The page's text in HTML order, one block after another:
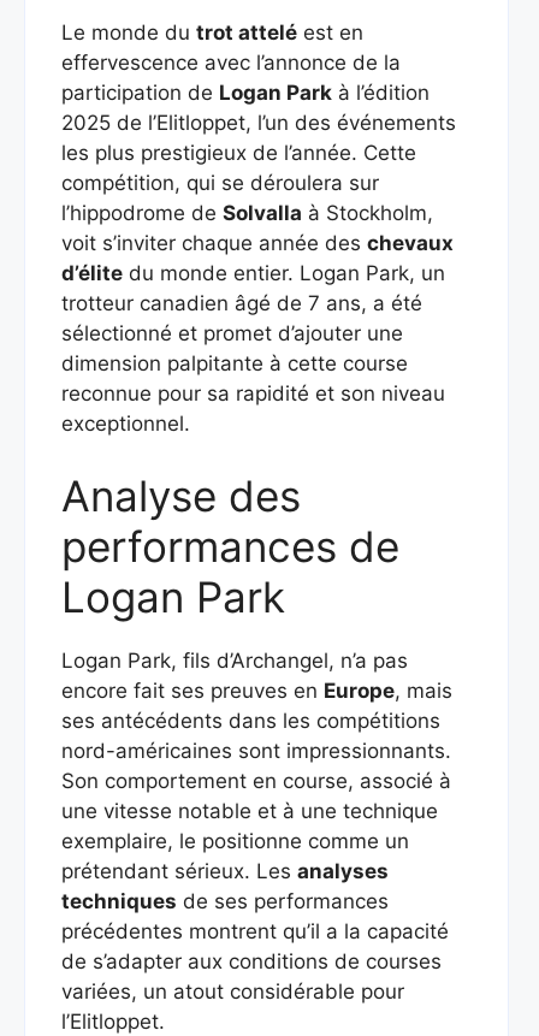
Le monde du trot attelé est en
effervescence avec l’annonce de la
participation de Logan Park à l’édition
2025 de l’Elitloppet, l’un des événements
les plus prestigieux de l’année. Cette
compétition, qui se déroulera sur
l’hippodrome de Solvalla à Stockholm,
voit s’inviter chaque année des chevaux
d’élite du monde entier. Logan Park, un
trotteur canadien âgé de 7 ans, a été
sélectionné et promet d’ajouter une
dimension palpitante à cette course
reconnue pour sa rapidité et son niveau
exceptionnel.
Analyse des
performances de
Logan Park
Logan Park, fils d’Archangel, n’a pas
encore fait ses preuves en Europe, mais
ses antécédents dans les compétitions
nord-américaines sont impressionnants.
Son comportement en course, associé à
une vitesse notable et à une technique
exemplaire, le positionne comme un
prétendant sérieux. Les analyses
techniques de ses performances
précédentes montrent qu’il a la capacité
de s’adapter aux conditions de courses
variées, un atout considérable pour
l’Elitloppet.